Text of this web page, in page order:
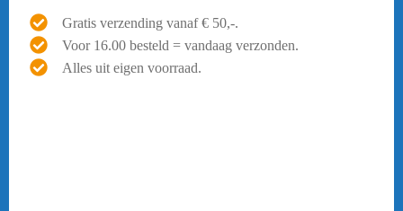
Gratis verzending vanaf € 50,-.
Voor 16.00 besteld = vandaag verzonden.
Alles uit eigen voorraad.